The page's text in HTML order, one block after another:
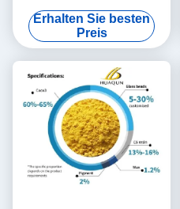
Straßenmarkierungsfarbe
mit hohen reflektierenden
Eigenschaften und Basis aus
Erdölharz für eine langlebige
Straßenmarkierung
Erhalten Sie besten
Preis